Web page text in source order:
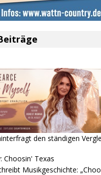
den ständigen
Musikgeschichte: